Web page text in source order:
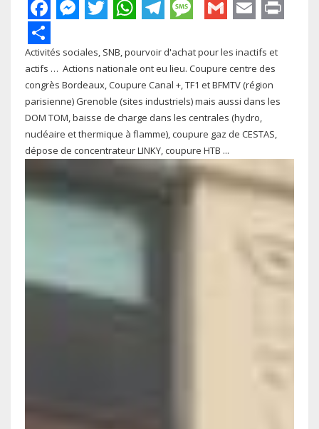
Activités sociales, SNB, pourvoir d'achat pour les inactifs et
actifs … Actions nationale ont eu lieu. Coupure centre des
congrès Bordeaux, Coupure Canal +, TF1 et BFMTV (région
parisienne) Grenoble (sites industriels) mais aussi dans les
DOM TOM, baisse de charge dans les centrales (hydro,
nucléaire et thermique à flamme), coupure gaz de CESTAS,
dépose de concentrateur LINKY, coupure HTB ...